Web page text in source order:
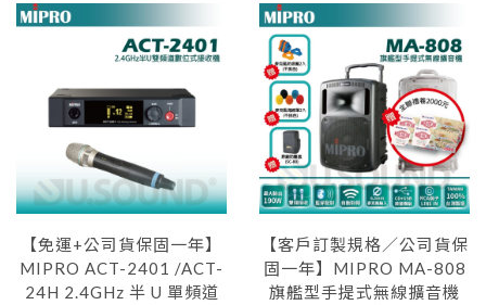
【免運+公司貨保固一年】
MIPRO ACT-2401 /ACT-
24H 2.4GHz 半 U 單頻道
【客戶訂製規格／公司貨保
固一年】MIPRO MA-808
旗艦型手提式無線擴音機